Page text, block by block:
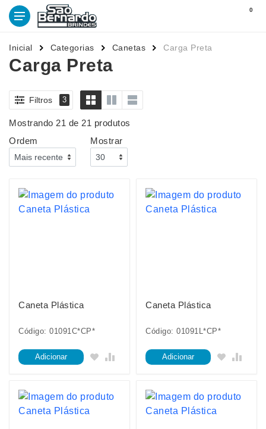
0
Inicial Categorias Canetas Carga Preta
Carga Preta
Filtros 3
Mostrando 21 de 21 produtos
Ordem
Mostrar
Caneta Plástica
Código: 01091C*CP*
Adicionar
Caneta Plástica
Código: 01091L*CP*
Adicionar